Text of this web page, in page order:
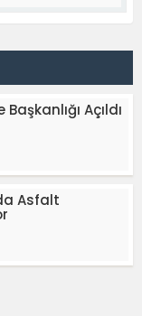
Açıldı
Asfalt